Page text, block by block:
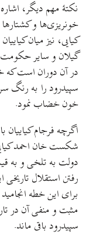
نکتهٔ مهم دیگر،
خونریزی‌ها و
کیایی، نیز میان
گیلان و سایر
در آن دوران است که
سپیدرود را به رنگ
خون خضاب نمود.
اگرچه فرجام
شکست خان احمد
دولت به تلخی و به
رفتن استقلال
برای این خطه
مثبت و منفی آن در
سپیدرود باقی ماند.